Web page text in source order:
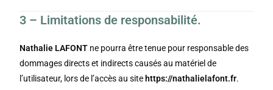
3 – Limitations de responsabilité.
Nathalie LAFONT ne pourra être tenue pour responsable des
dommages directs et indirects causés au matériel de
l’utilisateur, lors de l’accès au site https://nathalielafont.fr.